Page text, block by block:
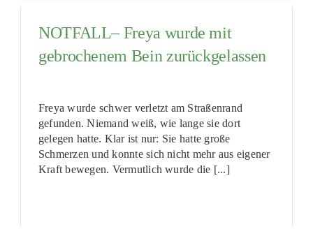
NOTFALL– Freya wurde mit
gebrochenem Bein zurückgelassen
Freya wurde schwer verletzt am Straßenrand
gefunden. Niemand weiß, wie lange sie dort
gelegen hatte. Klar ist nur: Sie hatte große
Schmerzen und konnte sich nicht mehr aus eigener
Kraft bewegen. Vermutlich wurde die [...]